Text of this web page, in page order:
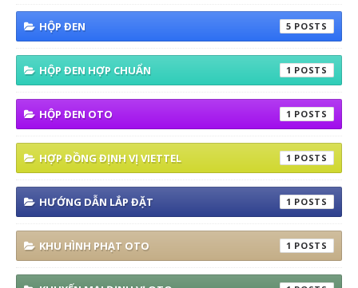
HỘP ĐEN 5
HỘP ĐEN HỢP CHUẨN 1
HỘP ĐEN OTO 1
HỢP ĐỒNG ĐỊNH VỊ VIETTEL 1
HƯỚNG DẪN LẮP ĐẶT 1
KHU HÌNH PHẠT OTO 1